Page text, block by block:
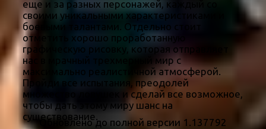
еще и за разных персонажей, каждый со
своими уникальными характеристиками и
боевыми талантами. Отдельно стоит
отметить хорошо проработанную
графическую рисовку, которая отправляет
нас в мрачный трехмерный мир с
максимально реалистичной атмосферой.
Пройди все испытания, преодолей
множество ловушек и сделай все возможное,
чтобы дать этому миру шанс на
существование.
Обновлено до полной версии 1.137792